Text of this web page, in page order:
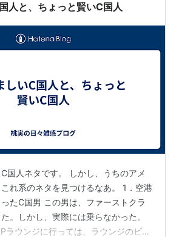
人と、ちょっと賢いC国人
国人ネタです。 しかし、うちのアメ
れ系のネタを見つけるなあ。 1．空港
たC国男 この男は、ファーストクラ
。しかし、実際には乗らなかった。
ラウンジに行っては、ラウンジのビュ